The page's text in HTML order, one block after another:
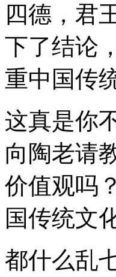
四德，君
下了结论
重中国传
这真是你
向陶老请
价值观吗
国传统文
都什么乱